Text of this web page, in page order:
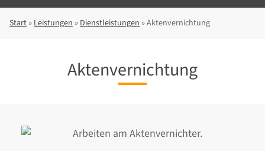
Start »Leistungen »Dienstleistungen »Aktenvernichtung
Aktenvernichtung